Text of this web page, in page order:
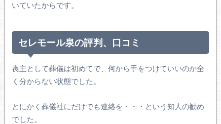
いていたからです。
セレモール泉の評判、口コミ
喪主として葬儀は初めてで、何から手をつけていいのか全
く分からない状態でした。
とにかく葬儀社にだけでも連絡を・・・という知人の勧め
でした。